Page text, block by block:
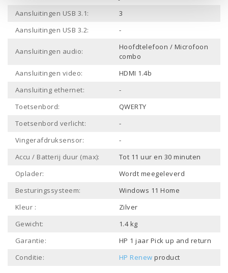
Aansluitingen USB 3.1:
3
Aansluitingen USB 3.2:
-
Aansluitingen audio:
Hoofdtelefoon / Microfoon
combo
Aansluitingen video:
HDMI 1.4b
Aansluiting ethernet:
-
Toetsenbord:
QWERTY
Toetsenbord verlicht:
-
Vingerafdruksensor:
-
Accu / Batterij duur (max):
Tot 11 uur en 30 minuten
Oplader:
Wordt meegeleverd
Besturingssysteem:
Windows 11 Home
Kleur :
Zilver
Gewicht:
1.4 kg
Garantie:
HP 1 jaar Pick up and return
Conditie:
HP Renew product